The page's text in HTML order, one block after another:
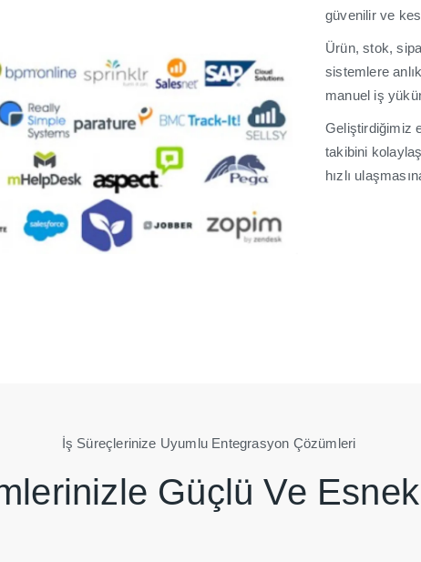
güvenilir ve
Ürün, stok,
sistemlere
manuel iş
Geliştirdiğimiz
takibini
hızlı
İş Süreçlerinize Uyumlu Entegrasyon Çözümleri
Güçlü Ve